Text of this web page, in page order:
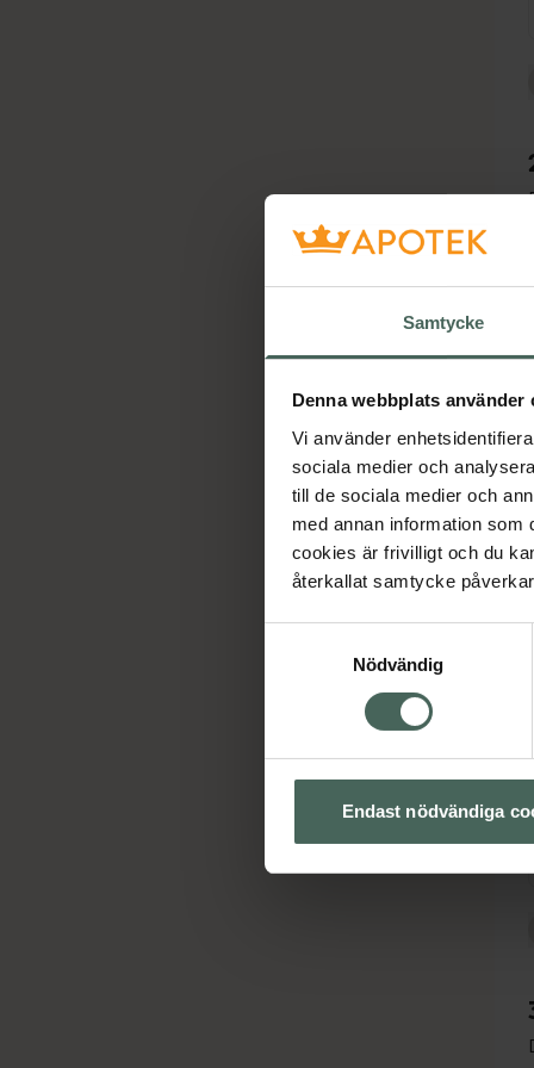
Samtycke
Denna webbplats använder
Vi använder
sociala medier och
till de sociala medier och
med annan information som
cookies är frivilligt och du
återkallat samtycke
Nödvändig
Endast nödvändiga